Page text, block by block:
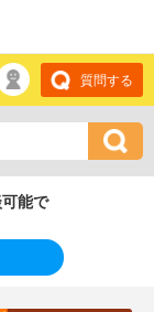
質問する
能で